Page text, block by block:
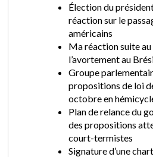
Élection du
réaction sur le
américains
Ma réaction suite
l’avortement au
Groupe
propositions de loi
octobre en
Plan de relance du
des propositions
court-termistes
Signature d’une